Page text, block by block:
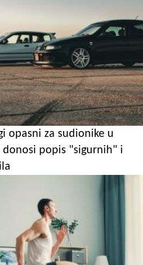
opasni za sudionike u
popis "sigurnih" i